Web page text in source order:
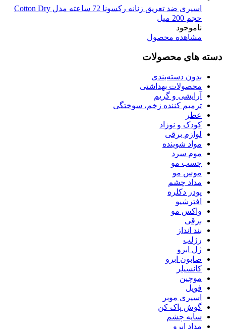
اسپری ضد تعریق زنانه رکسونا 72 ساعته مدل Cotton Dry
حجم 200 میل
ناموجود
مشاهده محصول
دسته های محصولات
بدون دسته‌بندی
محصولات بهداشتی
آرایشی و گریم
ترمیم کننده زخم، سوختگی
عطر
کودک و نوزاد
لوازم برقی
مواد شوینده
موم سرد
چسب مو
موس مو
مداد چشم
پودر دکلره
افترشیو
واکس مو
برقی
بند انداز
رژلب
ژل ابرو
صابون ابرو
کانسیلر
موچین
فویل
اسپری موبر
گوش پاک کن
سایه چشم
مداد ابرو